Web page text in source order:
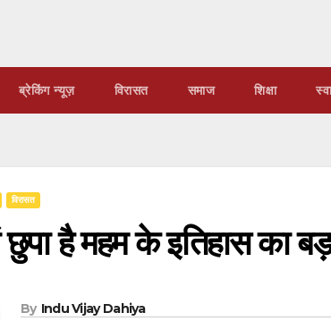
ब्रेकिंग न्यूज़ ‍‍विरासत समाज शिक्षा
‍‍विरासत
है महम के इतिहास का
By Indu Vijay Dahiya